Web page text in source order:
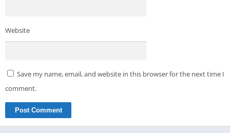
Website
Save my name, email, and website in this browser for the next time I
comment.